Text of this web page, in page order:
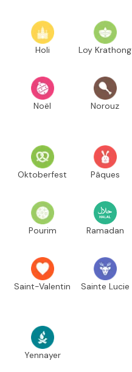
Holi Loy Krathong
Noël Norouz
Oktoberfest Pâques
Pourim Ramadan
Saint-Valentin Sainte Lucie
Yennayer